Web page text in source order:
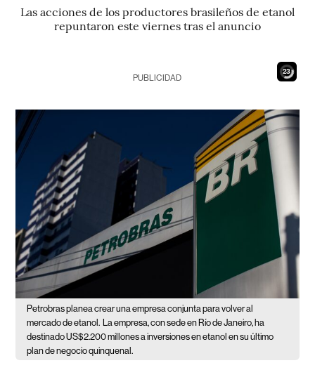
Las acciones de los productores brasileños de etanol
repuntaron este viernes tras el anuncio
22
PUBLICIDAD
Petrobras planea crear una empresa conjunta para volver al
mercado de etanol.
La empresa, con sede en Río de Janeiro, ha
destinado US$2.200 millones a inversiones en etanol en su último
plan de negocio quinquenal.